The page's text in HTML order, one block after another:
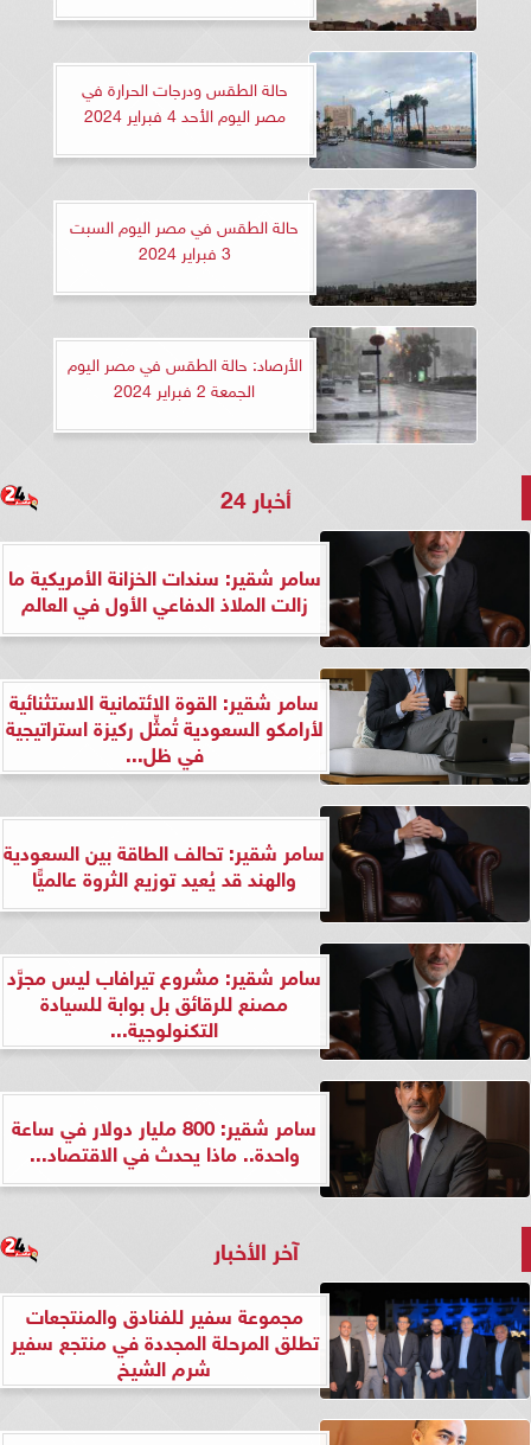
حالة الطقس ودرجات الحرارة في
مصر اليوم الأحد 4 فبراير 2024
حالة الطقس في مصر اليوم السبت
3 فبراير 2024
الأرصاد: حالة الطقس في مصر اليوم
الجمعة 2 فبراير 2024
أخبار 24
سامر شقير: سندات الخزانة الأمريكية ما
زالت الملاذ الدفاعي الأول في العالم
سامر شقير: القوة الائتمانية الاستثنائية
لأرامكو السعودية تُمثِّل ركيزة استراتيجية
في ظل...
سامر شقير: تحالف الطاقة بين السعودية
والهند قد يُعيد توزيع الثروة عالميًّا
سامر شقير: مشروع تيرافاب ليس مجرَّد
مصنع للرقائق بل بوابة للسيادة
التكنولوجية...
سامر شقير: 800 مليار دولار في ساعة
واحدة.. ماذا يحدث في الاقتصاد...
آخر الأخبار
مجموعة سفير للفنادق والمنتجعات
تطلق المرحلة المجددة في منتجع سفير
شرم الشيخ